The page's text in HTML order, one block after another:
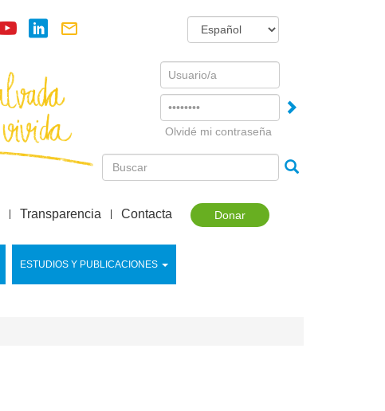
Username
Olvidé mi contraseña
Donar
ESTUDIOS Y PUBLICACIONES
Transparencia Contacta